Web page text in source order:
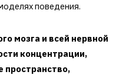
поведения.
мозга и всей нервной
концентрации,
пространство,